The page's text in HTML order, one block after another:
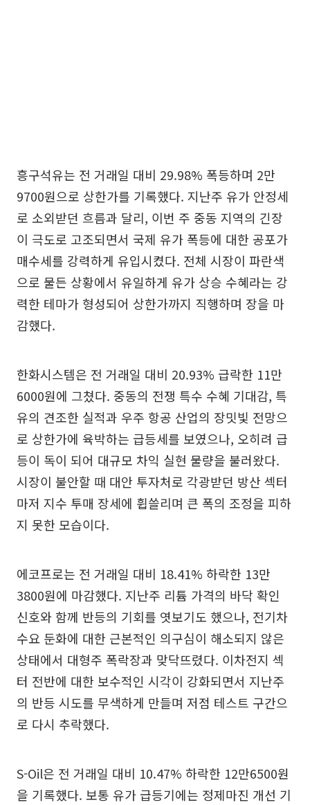
흥구석유는 전 거래일 대비 29.98% 폭등하며 2만
9700원으로 상한가를 기록했다. 지난주 유가 안정세
로 소외받던 흐름과 달리, 이번 주 중동 지역의 긴장
이 극도로 고조되면서 국제 유가 폭등에 대한 공포가
매수세를 강력하게 유입시켰다. 전체 시장이 파란색
으로 물든 상황에서 유일하게 유가 상승 수혜라는 강
력한 테마가 형성되어 상한가까지 직행하며 장을 마
감했다.
한화시스템은 전 거래일 대비 20.93% 급락한 11만
6000원에 그쳤다. 중동의 전쟁 특수 수혜 기대감, 특
유의 견조한 실적과 우주 항공 산업의 장밋빛 전망으
로 상한가에 육박하는 급등세를 보였으나, 오히려 급
등이 독이 되어 대규모 차익 실현 물량을 불러왔다.
시장이 불안할 때 대안 투자처로 각광받던 방산 섹터
마저 지수 투매 장세에 휩쓸리며 큰 폭의 조정을 피하
지 못한 모습이다.
에코프로는 전 거래일 대비 18.41% 하락한 13만
3800원에 마감했다. 지난주 리튬 가격의 바닥 확인
신호와 함께 반등의 기회를 엿보기도 했으나, 전기차
수요 둔화에 대한 근본적인 의구심이 해소되지 않은
상태에서 대형주 폭락장과 맞닥뜨렸다. 이차전지 섹
터 전반에 대한 보수적인 시각이 강화되면서 지난주
의 반등 시도를 무색하게 만들며 저점 테스트 구간으
로 다시 추락했다.
S-Oil은 전 거래일 대비 10.47% 하락한 12만6500원
을 기록했다. 보통 유가 급등기에는 정제마진 개선 기